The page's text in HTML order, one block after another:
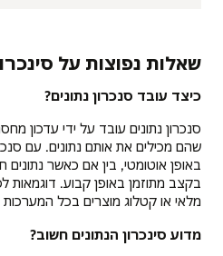
שאלות נפוצות על
כיצד עובד סנכרון נתונים?
סנכרון נתונים עובד על ידי עדכון
שהם מכילים את אותם נתונים. עם
באופן אוטומטי, בין אם כאשר נתונים
בקצב מתוזמן באופן קבוע. דוגמאות
מלאי או קטלוג מוצרים בכל המערכות
מדוע סינכרון הנתונים חשוב?